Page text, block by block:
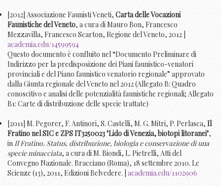
[2012] Associazione Faunisti Veneti, Carta delle Vocazioni
Faunistiche del Veneto, a cura di Mauro Bon, Francesco
Mezzavilla, Francesco Scarton, Regione del Veneto, 2012 |
academia.edu/14599594
Questo documento è confluito nel “Documento Preliminare di
Indirizzo per la predisposizione dei Piani faunistico-venatori
provinciali e del Piano faunistico venatorio regionale” approvato
dalla Giunta regionale del Veneto nel 2012 (Allegato B: Quadro
conoscitivo e analisi delle potenzialità faunistiche regionali; Allegato
B1: Carte di distribuzione delle specie trattate)
[2011] M. Pegorer, F. Antinori, S. Castelli, M. G. Mitri, P. Perlasca, Il
Fratino nel SIC e ZPS IT3250023 "Lido di Venezia, biotopi litoranei",
inIl Fratino. Status, distribuzione, biologia e conservazione di una
specie minacciata, a cura di M. Biondi, L. Pietrelli, Atti del
Convegno Nazionale. Bracciano (Roma), 18 settembre 2010. Le
Scienze (13), 2011, Edizioni Belvedere. | academia.edu/1102906